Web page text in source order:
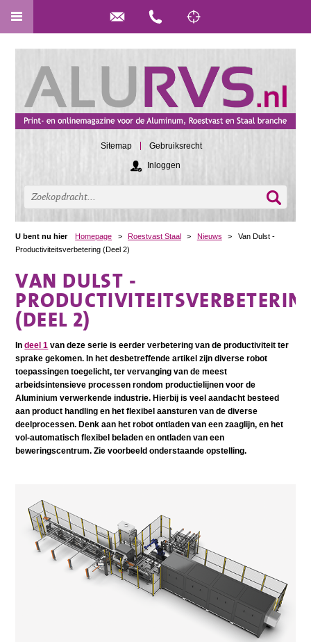
Sitemap
Gebruiksrecht
Inloggen
U bent nu hier Homepage > Roestvast Staal > Nieuws >
Van Dulst -
Productiviteitsverbetering (Deel 2)
VAN DULST -
(DEEL 2)
Indeel 1 van deze serie is eerder verbetering van de productiviteit ter
sprake gekomen. In het desbetreffende artikel zijn diverse robot
toepassingen toegelicht, ter vervanging van de meest
arbeidsintensieve processen rondom productielijnen voor de
Aluminium verwerkende industrie. Hierbij is veel aandacht besteed
aan product handling en het flexibel aansturen van de diverse
deelprocessen. Denk aan het robot ontladen van een zaaglijn, en het
vol-automatisch flexibel beladen en ontladen van een
beweringscentrum. Zie voorbeeld onderstaande opstelling.